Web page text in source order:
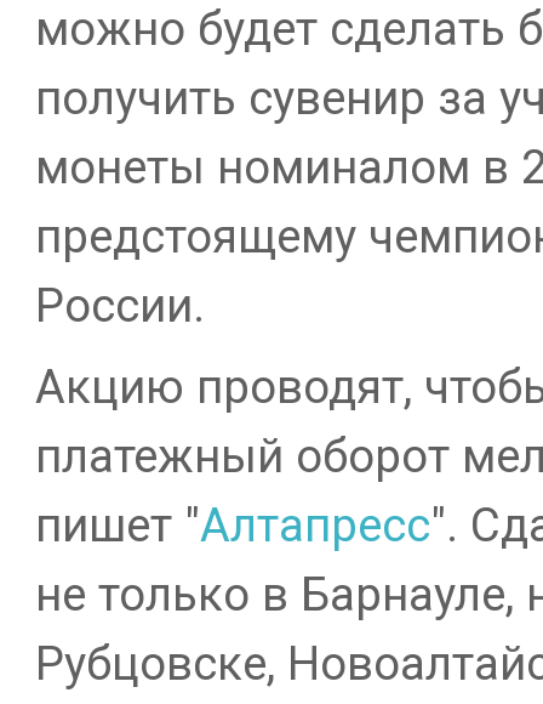
можно будет сделать
получить сувенир за
монеты номиналом в
предстоящему
России.
Акцию проводят,
платежный оборот
пишет "Алтапресс".
не только в Барнауле,
Рубцовске,